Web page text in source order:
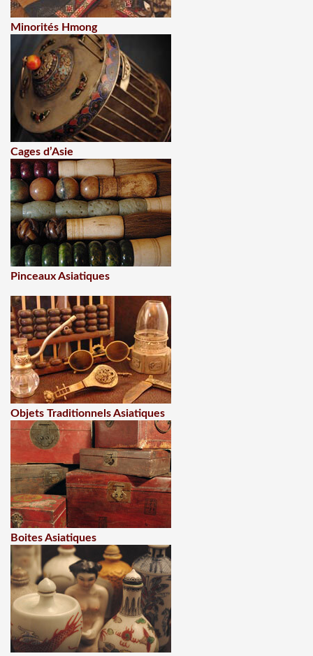
Minorités Hmong
Cages d’Asie
Pinceaux Asiatiques
Objets Traditionnels Asiatiques
Boites Asiatiques